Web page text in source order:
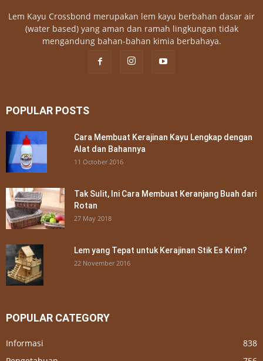
Lem Kayu Crossbond merupakan lem kayu berbahan dasar air
(water based) yang aman dan ramah lingkungan tidak
mengandung bahan-bahan kimia berbahaya.
POPULAR POSTS
Cara Membuat Kerajinan Kayu Lengkap dengan
Alat dan Bahannya
11 October 2016
Tak Sulit, Ini Cara Membuat Keranjang Buah dari
Rotan
27 May 2018
Lem yang Tepat untuk Kerajinan Stik Es Krim?
22 November 2016
POPULAR CATEGORY
Informasi
838